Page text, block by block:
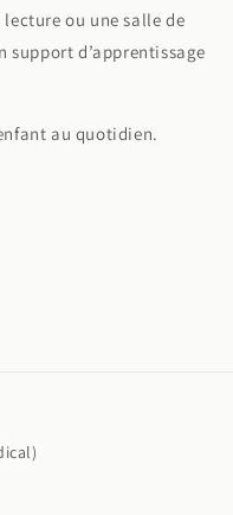
ou une salle de
support d’apprentissage
au quotidien.